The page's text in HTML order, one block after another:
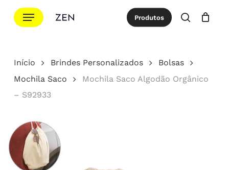
para
principal
Menu Produtos
procurar
Cotação Close
Início Brindes Personalizados
Bolsas
Mochila Saco
Mochila Saco Algodão Orgânico
– S92933